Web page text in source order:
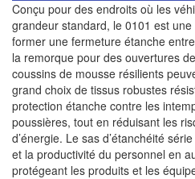
Conçu pour des endroits où les
grandeur standard, le 0101 est
former une fermeture étanche
la remorque pour des ouvertures
coussins de mousse résilients
grand choix de tissus robustes
protection étanche contre les
poussières, tout en réduisant les
d’énergie. Le sas d’étanchéité
et la productivité du personnel en
protégeant les produits et les